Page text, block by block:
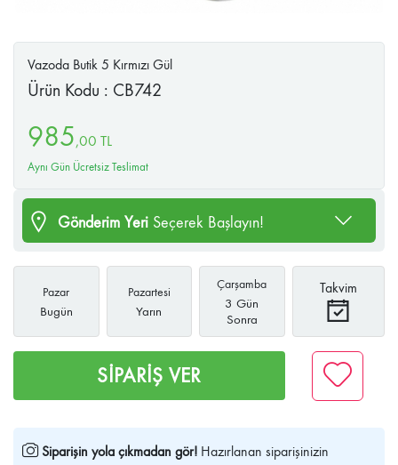
Vazoda Butik 5 Kırmızı Gül
Ürün Kodu : CB742
985,00 TL
Aynı Gün Ücretsiz Teslimat
Gönderim Yeri Seçerek Başlayın!
Pazar
Bugün
Pazartesi
Yarın
Çarşamba
3 Gün
Sonra
Takvim
SİPARİŞ VER
Siparişin yola çıkmadan gör! Hazırlanan siparişinizin